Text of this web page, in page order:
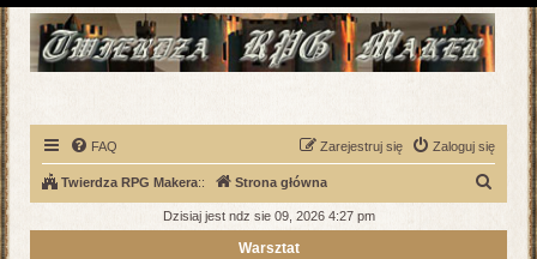
FAQ Zaloguj się
Zarejestruj się
Twierdza RPG Makera:: Strona główna
Dzisiaj jest ndz sie 09, 2026 4:27 pm
Warsztat